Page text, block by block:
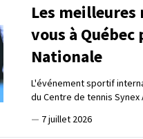
Les
vous à
Nationale
L'événement sportif
du Centre de tennis Synex
— 7 juillet 2026